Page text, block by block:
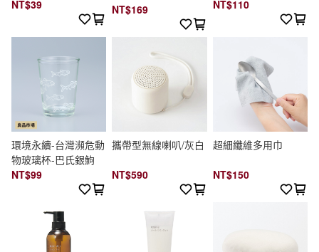
NT$39 NT$169
NT$110
環境永續-台灣瀕危動
物玻璃杯-巴氏銀鮈
NT$99
攜帶型無線喇叭/灰白
NT$590
超細纖維多用巾
NT$150